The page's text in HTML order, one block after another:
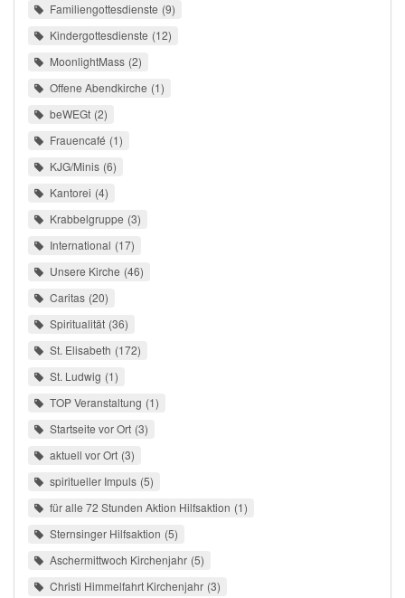
Familiengottesdienste 9
Kindergottesdienste 12
MoonlightMass 2
Offene Abendkirche 1
beWEGt 2
Frauencafé 1
KJG/Minis 6
Kantorei 4
Krabbelgruppe 3
International 17
Unsere Kirche 46
Caritas 20
Spiritualität 36
St. Elisabeth 172
St. Ludwig 1
TOP Veranstaltung 1
Startseite vor Ort 3
aktuell vor Ort 3
spiritueller Impuls 5
für alle 72 Stunden Aktion Hilfsaktion 1
Sternsinger Hilfsaktion 5
Aschermittwoch Kirchenjahr 5
Christi Himmelfahrt Kirchenjahr 3